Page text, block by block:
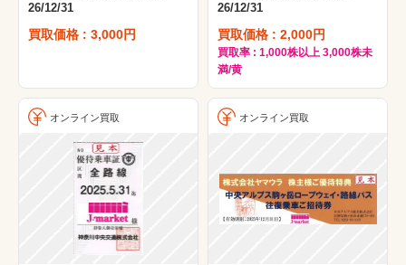
26/12/31
買取価格 : 3,000円
26/12/31
買取価格 : 2,000円
買取率 : 1,000株以上 3,000株未
満/黄
オンライン買取 オンライン買取